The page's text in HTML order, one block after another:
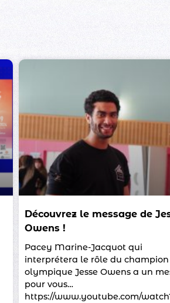
Découvrez le message de
Owens !
Pacey Marine-Jacquot qui
interprétera le rôle du champion
olympique Jesse Owens a un
pour vous…
https://www.youtube.com/